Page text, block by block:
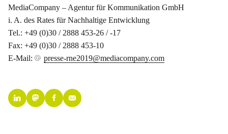
MediaCompany – Agentur für Kommunikation GmbH
i. A. des Rates für Nachhaltige Entwicklung
Tel.: +49 (0)30 / 2888 453-26 / -17
Fax: +49 (0)30 / 2888 453-10
E-Mail:
presse-rne2019@mediacompany.com